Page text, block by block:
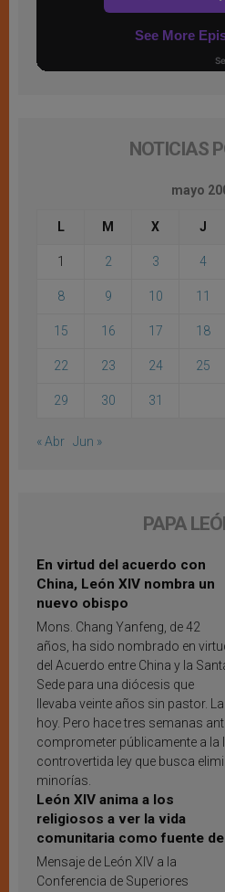
NOTICIAS
mayo
L M X J
1 2 3 4
8 9 10 11
15 16 17 18
22 23 24 25
29 30 31
« Abr Jun »
PAPA
En virtud del acuerdo con
China, León XIV nombra un
nuevo obispo
Mons. Chang Yanfeng, de 42
años, ha sido nombrado en
del Acuerdo entre China y la
Sede para una diócesis que
llevaba veinte años sin pastor.
hoy. Pero hace tres semanas
comprometer públicamente a la
controvertida ley que busca
minorías.
León XIV anima a los
religiosos a ver la vida
comunitaria como fuente de
inspiración y santificación
Mensaje de León XIV a la
Conferencia de Superiores